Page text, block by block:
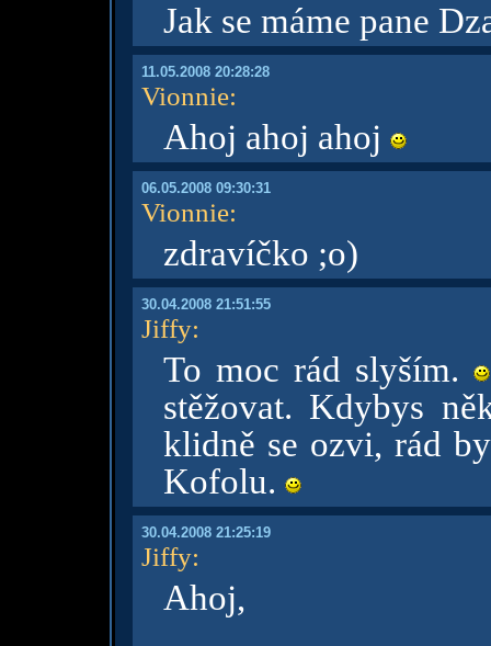
Jak se máme pane
11.05.2008 20:28:28
Vionnie:
Ahoj ahoj ahoj
06.05.2008 09:30:31
Vionnie:
zdravíčko ;o)
30.04.2008 21:51:55
Jiffy:
To moc rád slyším.
stěžovat. Kdybys
klidně se ozvi, rád
Kofolu.
30.04.2008 21:25:19
Jiffy:
Ahoj,